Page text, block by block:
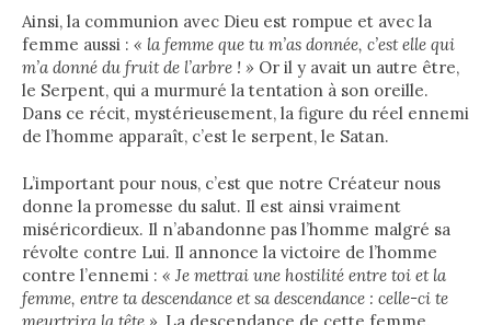
Ainsi, la communion avec Dieu est rompue et avec la
femme aussi : « la femme que tu m’as donnée, c’est elle qui
m’a donné du fruit de l’arbre ! » Or il y avait un autre être,
le Serpent, qui a murmuré la tentation à son oreille.
Dans ce récit, mystérieusement, la figure du réel ennemi
de l’homme apparaît, c’est le serpent, le Satan.
L’important pour nous, c’est que notre Créateur nous
donne la promesse du salut. Il est ainsi vraiment
miséricordieux. Il n’abandonne pas l’homme malgré sa
révolte contre Lui. Il annonce la victoire de l’homme
contre l’ennemi : « Je mettrai une hostilité entre toi et la
femme, entre ta descendance et sa descendance : celle-ci te